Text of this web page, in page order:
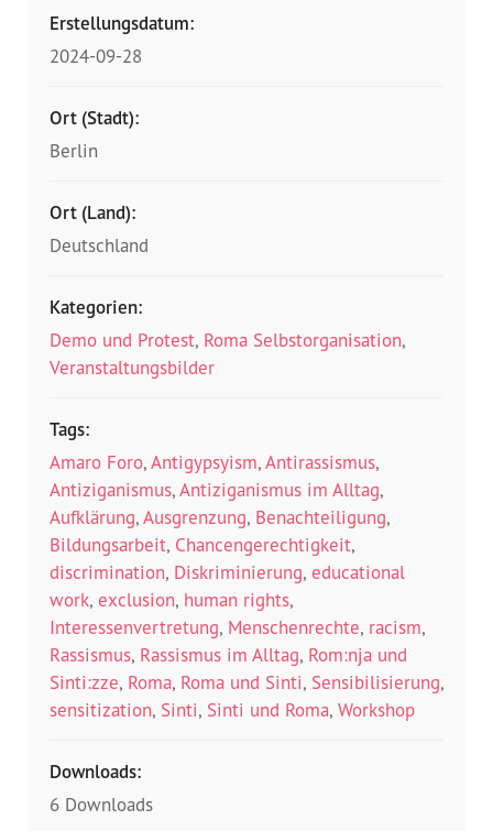
Erstellungsdatum:
2024-09-28
Ort (Stadt):
Berlin
Ort (Land):
Deutschland
Kategorien:
Demo und Protest, Roma Selbstorganisation,
Veranstaltungsbilder
Tags:
Amaro Foro,Antigypsyism,Antirassismus,
Antiziganismus,Antiziganismus im Alltag,
Aufklärung,Ausgrenzung, Benachteiligung,
Bildungsarbeit, Chancengerechtigkeit,
discrimination, Diskriminierung, educational
work, exclusion, human rights,
Interessenvertretung, Menschenrechte, racism,
Rassismus, Rassismus im Alltag, Rom:nja und
Sinti:zze, Roma, Roma und Sinti, Sensibilisierung,
sensitization, Sinti, Sinti und Roma, Workshop
Downloads:
6 Downloads